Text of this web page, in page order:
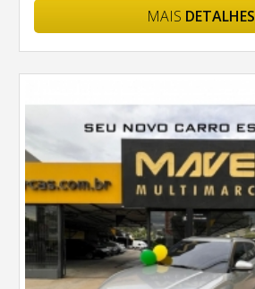
MAIS DETALHES